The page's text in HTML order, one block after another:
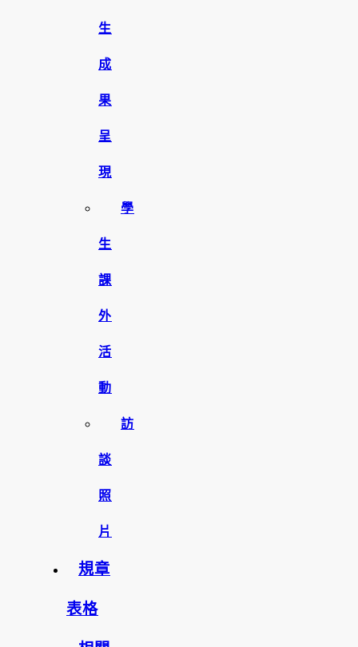
生
成
果
呈
現
學
生
課
外
活
動
訪
談
照
片
規章
表格